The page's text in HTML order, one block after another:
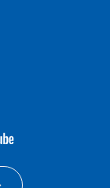
youtube-